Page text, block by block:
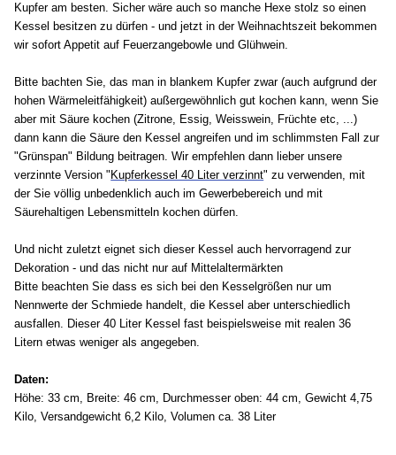
Kupfer am besten. Sicher wäre auch so manche Hexe stolz so einen
Kessel besitzen zu dürfen - und jetzt in der Weihnachtszeit bekommen
wir sofort Appetit auf Feuerzangebowle und Glühwein.
Bitte bachten Sie, das man in blankem Kupfer zwar (auch aufgrund der
hohen Wärmeleitfähigkeit) außergewöhnlich gut kochen kann, wenn Sie
aber mit Säure kochen (Zitrone, Essig, Weisswein, Früchte etc, ...)
dann kann die Säure den Kessel angreifen und im schlimmsten Fall zur
"Grünspan" Bildung beitragen. Wir empfehlen dann lieber unsere
verzinnte Version " Kupferkessel 40 Liter verzinnt" zu verwenden, mit
der Sie völlig unbedenklich auch im Gewerbebereich und mit
Säurehaltigen Lebensmitteln kochen dürfen.
Und nicht zuletzt eignet sich dieser Kessel auch hervorragend zur
Dekoration - und das nicht nur auf Mittelaltermärkten
Bitte beachten Sie dass es sich bei den Kesselgrößen nur um
Nennwerte der Schmiede handelt, die Kessel aber unterschiedlich
ausfallen. Dieser 40 Liter Kessel fast beispielsweise mit realen 36
Litern etwas weniger als angegeben.
Daten:
Höhe: 33 cm, Breite: 46 cm, Durchmesser oben: 44 cm, Gewicht 4,75
Kilo, Versandgewicht 6,2 Kilo, Volumen ca. 38 Liter